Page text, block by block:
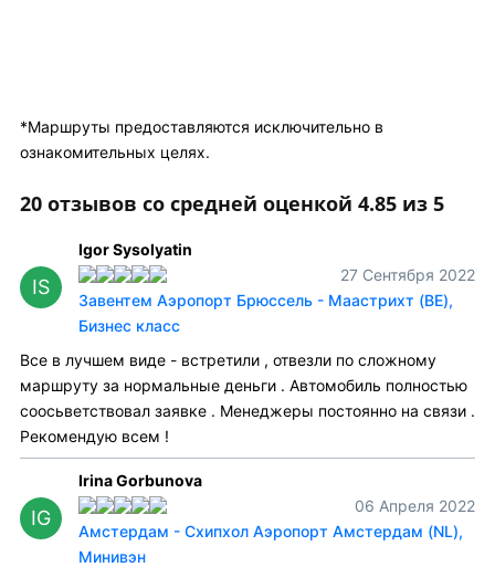
*Маршруты предоставляются исключительно в
ознакомительных целях.
20 отзывов со средней оценкой 4.85 из 5
IS
Igor Sysolyatin
27 Сентября 2022
Завентем Аэропорт Брюссель - Маастрихт (BE),
Бизнес класс
Все в лучшем виде - встретили , отвезли по сложному
маршруту за нормальные деньги . Автомобиль полностью
соосьветствовал заявке . Менеджеры постоянно на связи .
Рекомендую всем !
IG
Irina Gorbunova
06 Апреля 2022
Амстердам - Схипхол Аэропорт Амстердам (NL),
Минивэн